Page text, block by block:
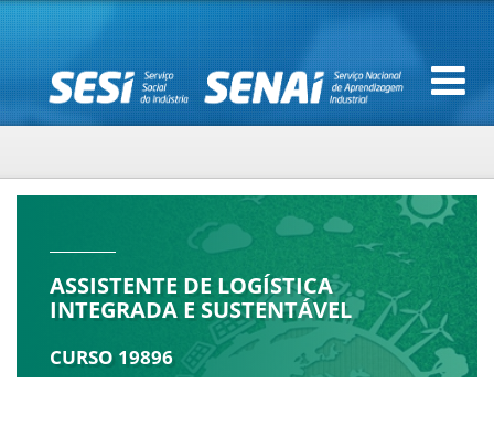
ASSISTENTE DE LOGÍSTICA
INTEGRADA E SUSTENTÁVEL
CURSO 19896